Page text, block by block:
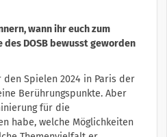
wann ihr euch zum
DOSB bewusst geworden
Spielen 2024 in Paris der
Berührungspunkte. Aber
für die
habe, welche Möglichkeiten